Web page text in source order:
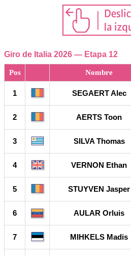
Giro de Italia 2026 — Etapa 12
Pos Nombre
1 SEGAERT Alec
2 AERTS Toon
3 SILVA Thomas
4 VERNON Ethan
5 STUYVEN Jasper
6 AULAR Orluis
7 MIHKELS Madis